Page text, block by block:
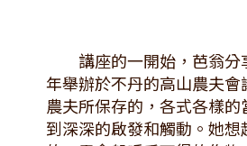
講座的一開始，芭翁分
年舉辦於不丹的高山農夫會
農夫所保存的，各式各樣的
到深深的啟發和觸動。她想